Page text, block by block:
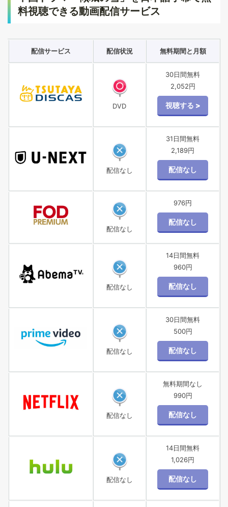
料視聴できる動画配信サービス
配信サービス 配信状況 無料期間と月額
DVD
30日間無料
2,052円
配信なし
31日間無料
2,189円
配信なし
976円
配信なし
14日間無料
960円
配信なし
30日間無料
500円
配信なし
無料期間なし
990円
配信なし
14日間無料
1,026円